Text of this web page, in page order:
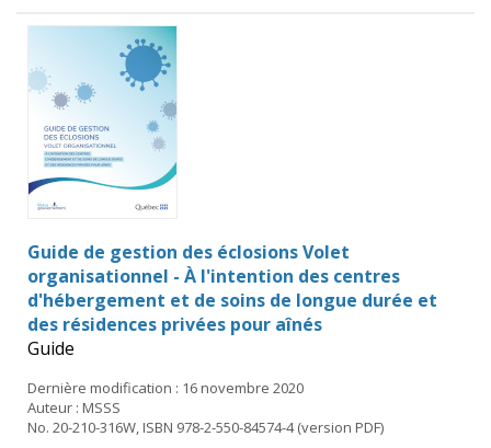
Guide de gestion des éclosions Volet
organisationnel - À l'intention des centres
d'hébergement et de soins de longue durée et
des résidences privées pour aînés
Guide
Dernière modification : 16 novembre 2020
Auteur : MSSS
No. 20-210-316W, ISBN 978-2-550-84574-4 (version PDF)